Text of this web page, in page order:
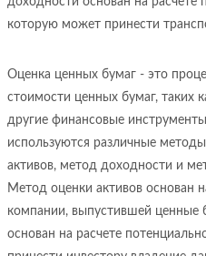
которую может принести
Оценка ценных бумаг - это
стоимости ценных бумаг, таких
другие финансовые
используются различные
активов, метод доходности и
Метод оценки активов основан
компании, выпустившей ценные
основан на расчете